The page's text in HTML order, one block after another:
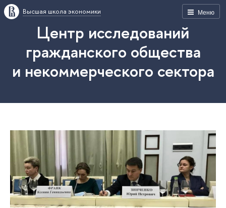
Меню
Высшая школа экономики
Центр исследований
гражданского общества
и некоммерческого сектора